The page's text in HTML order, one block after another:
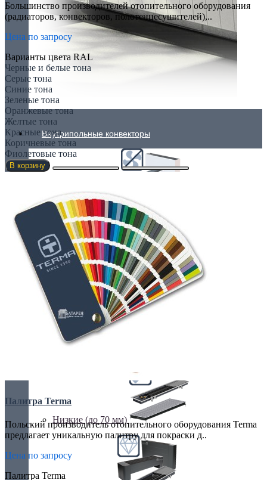
Внутрипольные конвекторы
Без вентилятора
Климаконвекторы
Недорогие
Низкие (до 70 мм)
Большинство производителей отопительного оборудования
(радиаторов, конвекторов, полотенцесушителей),..
Цена по запросу
Варианты цвета RAL
Черные и белые тона
Серые тона
Синие тона
Зеленые тона
Оранжевые тона
Желтые тона
Красные тона
Коричневые тона
Фиолетовые тона
В корзину
Палитра Terma
Польский производитель отопительного оборудования Terma
предлагает уникальную палитру для покраски д..
Цена по запросу
Палитра Terma